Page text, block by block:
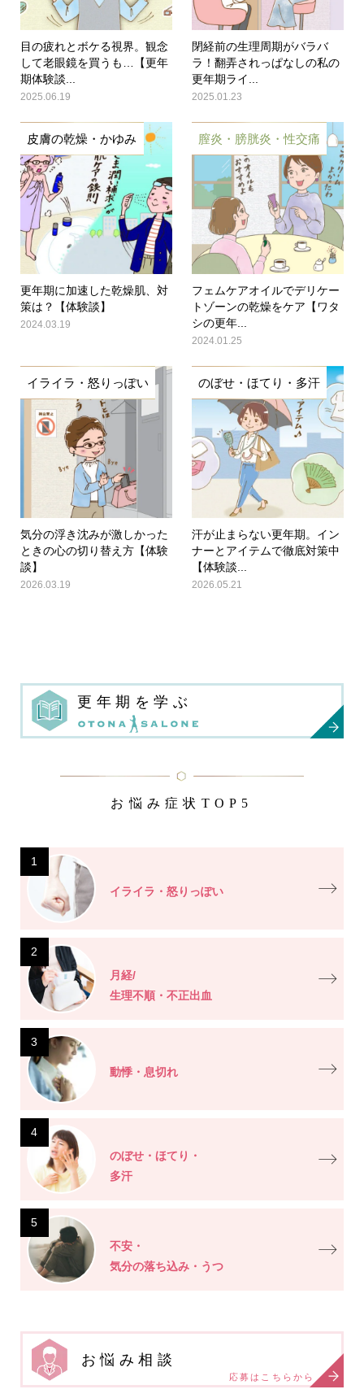
目の疲れとボケる視界。観念
して老眼鏡を買うも…【更年
期体験談...
2025.06.19
閉経前の生理周期がバラバ
ラ！翻弄されっぱなしの私の
更年期ライ...
2025.01.23
皮膚の乾燥・かゆみ
更年期に加速した乾燥肌、対
策は？【体験談】
2024.03.19
膣炎・膀胱炎・性交痛
フェムケアオイルでデリケー
トゾーンの乾燥をケア【ワタ
シの更年...
2024.01.25
イライラ・怒りっぽい
気分の浮き沈みが激しかった
ときの心の切り替え方【体験
談】
2026.03.19
のぼせ・ほてり・多汗
汗が止まらない更年期。イン
ナーとアイテムで徹底対策中
【体験談...
2026.05.21
更年期を学ぶ
お悩み症状TOP5
1
イライラ・怒りっぽい
2
月経/
生理不順・不正出血
3
動悸・息切れ
4
のぼせ・ほてり・
多汗
5
不安・
気分の落ち込み・うつ
お悩み相談
応募はこちらから